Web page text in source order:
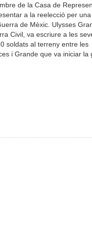
de la Casa de
a la reelecció per
de Mèxic. Ulysses
Civil, va escriure a les
soldats al terreny entre les
i Grande que va iniciar la